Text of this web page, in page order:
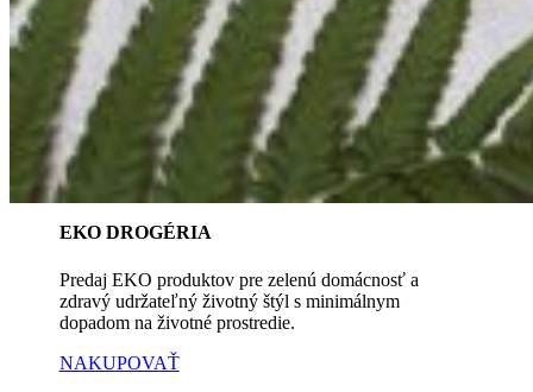
EKO DROGÉRIA
Predaj EKO produktov pre zelenú domácnosť a
zdravý udržateľný životný štýl s minimálnym
dopadom na životné prostredie.
NAKUPOVAŤ